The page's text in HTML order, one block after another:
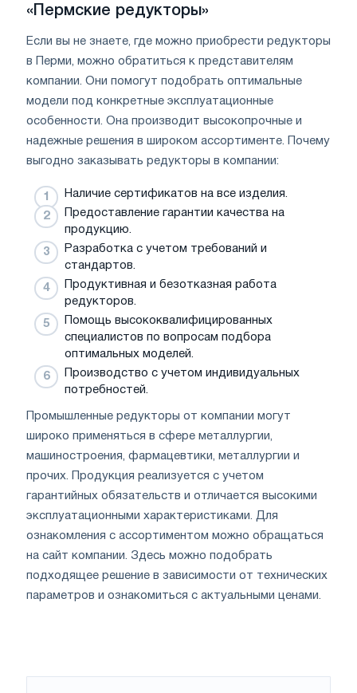
«Пермские редукторы»
Если вы не знаете, где можно приобрести редукторы
в Перми, можно обратиться к представителям
компании. Они помогут подобрать оптимальные
модели под конкретные эксплуатационные
особенности. Она производит высокопрочные и
надежные решения в широком ассортименте. Почему
выгодно заказывать редукторы в компании:
Наличие сертификатов на все изделия.
Предоставление гарантии качества на
продукцию.
Разработка с учетом требований и
стандартов.
Продуктивная и безотказная работа
редукторов.
Помощь высококвалифицированных
специалистов по вопросам подбора
оптимальных моделей.
Производство с учетом индивидуальных
потребностей.
Промышленные редукторы от компании могут
широко применяться в сфере металлургии,
машиностроения, фармацевтики, металлургии и
прочих. Продукция реализуется с учетом
гарантийных обязательств и отличается высокими
эксплуатационными характеристиками. Для
ознакомления с ассортиментом можно обращаться
на сайт компании. Здесь можно подобрать
подходящее решение в зависимости от технических
параметров и ознакомиться с актуальными ценами.